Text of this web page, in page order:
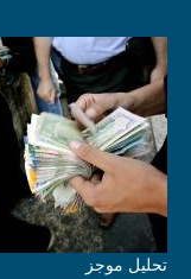
تحليل موجز